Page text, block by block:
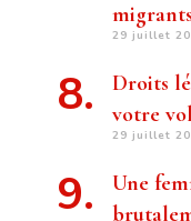
29 juillet
Droits
votre
29 juillet
Une